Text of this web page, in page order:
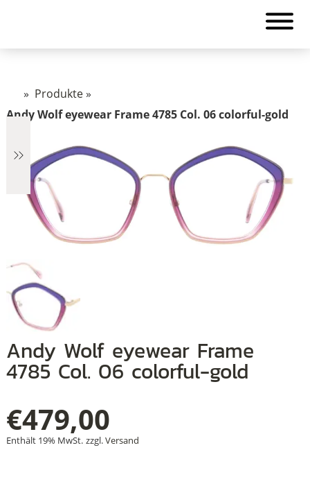
» Produkte»
Andy Wolf eyewear Frame 4785 Col. 06 colorful-gold
Andy Wolf eyewear Frame
4785 Col. 06 colorful-gold
€479,00
Enthält 19% MwSt. zzgl.Versand
319
+
+